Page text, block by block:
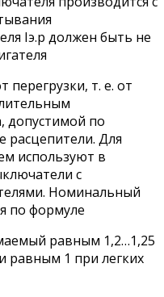
Iэ.р должен быть не
т. е. от
допустимой по
расцепители. Для
используют в
с
Номинальный
по формуле
равным 1,2…1,25
равным 1 при легких